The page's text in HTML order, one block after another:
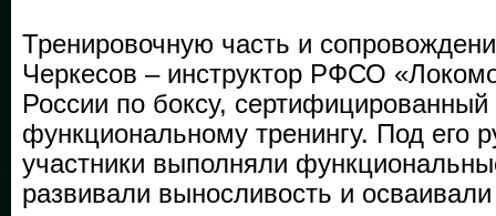
Тренировочную часть и
Черкесов – инструктор РФСО
России по боксу,
функциональному тренингу. Под его
участники выполняли
развивали выносливость и